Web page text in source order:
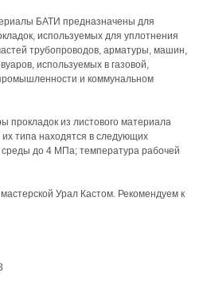
БАТИ предназначены для
используемых для уплотнения
трубопроводов, арматуры, машин,
используемых в газовой,
и коммунальном
прокладок из листового материала
типа находятся в следующих
до 4 МПа; температура рабочей
Урал Кастом. Рекомендуем к